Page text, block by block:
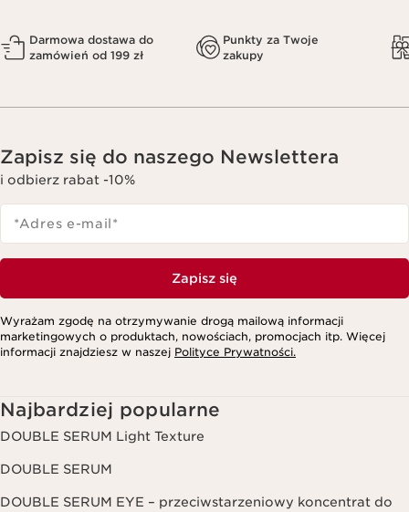
Darmowa dostawa do
zamówień od 199 zł
Punkty za Twoje
zakupy
Zapisz się do naszego Newslettera
i odbierz rabat -10%
*Adres e-mail*
Zapisz się
Wyrażam zgodę na otrzymywanie drogą mailową informacji
marketingowych o produktach, nowościach, promocjach itp. Więcej
informacji znajdziesz w naszej Polityce Prywatności.
Najbardziej popularne
DOUBLE SERUM Light Texture
DOUBLE SERUM
DOUBLE SERUM EYE – przeciwstarzeniowy koncentrat do